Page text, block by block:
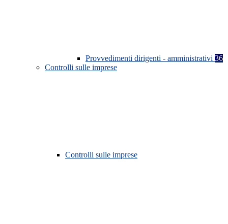
Provvedimenti dirigenti - amministrativi 36
Controlli sulle imprese
Controlli sulle imprese